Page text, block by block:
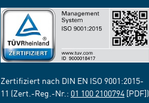
Zertifiziert nach DIN EN ISO 9001:2015-
11 (Zert.-Reg.-Nr.: 01 100 2100794 [PDF])